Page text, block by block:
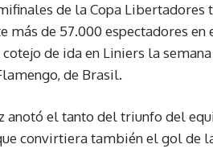
de la Copa Libertadores
más de 57.000 espectadores
de ida en Liniers la
de Brasil.
anotó el tanto del triunfo del
convirtiera también el gol de